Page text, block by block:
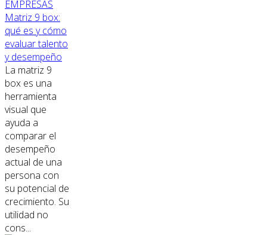
EMPRESAS
Matriz 9 box:
qué es y cómo
evaluar talento
y desempeño
La matriz 9
box es una
herramienta
visual que
ayuda a
comparar el
desempeño
actual de una
persona con
su potencial de
crecimiento. Su
utilidad no
cons...